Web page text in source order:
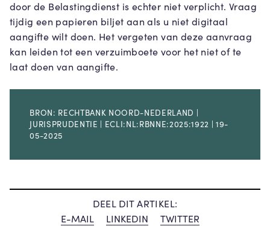
door de Belastingdienst is echter niet verplicht. Vraag
tijdig een papieren biljet aan als u niet digitaal
aangifte wilt doen. Het vergeten van deze aanvraag
kan leiden tot een verzuimboete voor het niet of te
laat doen van aangifte.
BRON: RECHTBANK NOORD-NEDERLAND |
JURISPRUDENTIE | ECLI:NL:RBNNE:2025:1922 | 19-
05-2025
DEEL DIT ARTIKEL:
E-MAIL
LINKEDIN TWITTER